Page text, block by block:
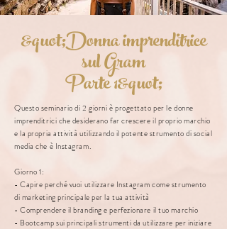
&quot;Donna imprenditrice
sul Gram
Parte 1&quot;
Questo seminario di 2 giorni è progettato per le donne
imprenditrici che desiderano far crescere il proprio marchio
e la propria attività utilizzando il potente strumento di social
media che è Instagram.
Giorno 1:
- Capire perché vuoi utilizzare Instagram come strumento
di marketing principale per la tua attività
- Comprendere il branding e perfezionare il tuo marchio
- Bootcamp sui principali strumenti da utilizzare per iniziare